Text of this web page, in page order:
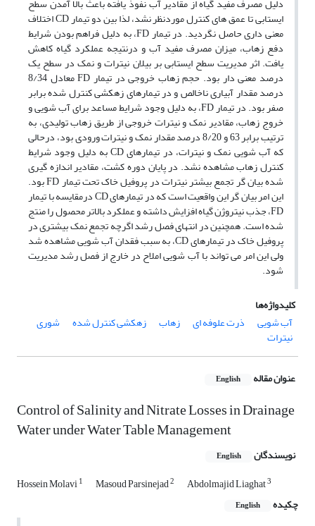
دلیل مصرف مفید گیاه از مقادیر آب نفوذ یافته باعث بالا آمدن سطح
ایستابی تا عمق های کنترل موردنظر نشد، لذا بین دو تیمار CD اختلاف
معنی داری حاصل نگردید. در تیمار FD، به دلیل فراهم بودن شرایط
دفع زهاب، میزان مصرف مفید آب و درنتیجه عملکرد گیاه کاهش
یافت. اثر مدیریت سطح ایستابی بر بیلان نیترات و نمک در سطح یک
درصد معنی دار بود. حجم زهاب خروجی در تیمار FD معادل 8/34
درصد مقدار آبیاری ناخالص و در تیمارهای زهکشی کنترل شده برابر
صفر بود. در تیمار FD، به دلیل وجود شرایط مساعد برای آب شویی و
خروج زهاب، مقادیر نمک و نیترات خروجی از طریق زهاب تولیدی، به
ترتیب برابر 63 و 8/20 درصد مقدار نمک و نیترات ورودی بود، درحالی
که آب شویی نمک و نیترات، در تیمارهای CD به دلیل وجود شرایط
کنترل زهاب مشاهده نشد. در پایان دوره کشت، مقادیر اندازه گیری
شده بیان گر تجمع بیشتر نیترات در پروفیل خاک تحت تیمار FD بود.
این امر بیان گر این واقعیت است که در تیمارهای CD درمقایسه با تیمار
FD، جذب نیتروژن گیاه افزایش داشته و عملکرد بالاتر محصول را منتج
شده است. همچنین در انتهای فصل رشد اگرچه تجمع نمک بیشتری در
پروفیل خاک در تیمارهای CD، به سبب فقدان آب شویی مشاهده شد
ولی این امر می تواند با آب شویی املاح در خارج از فصل رشد مدیریت
شود.
کلیدواژه‌ها
آب شویی
ذرت علوفه ای زهاب زهکشی کنترل شده شوری
نیترات
عنوان مقاله English
Control of Salinity and Nitrate Losses in Drainage
Water under Water Table Management
نویسندگان English
Hossein Molavi1 Masoud Parsinejad2 Abdolmajid Liaghat3
چکیده English